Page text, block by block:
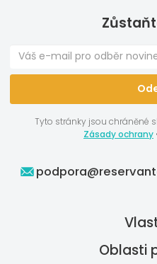
Tyto stránky jsou chráněné
Zásady ochrany
Oblasti